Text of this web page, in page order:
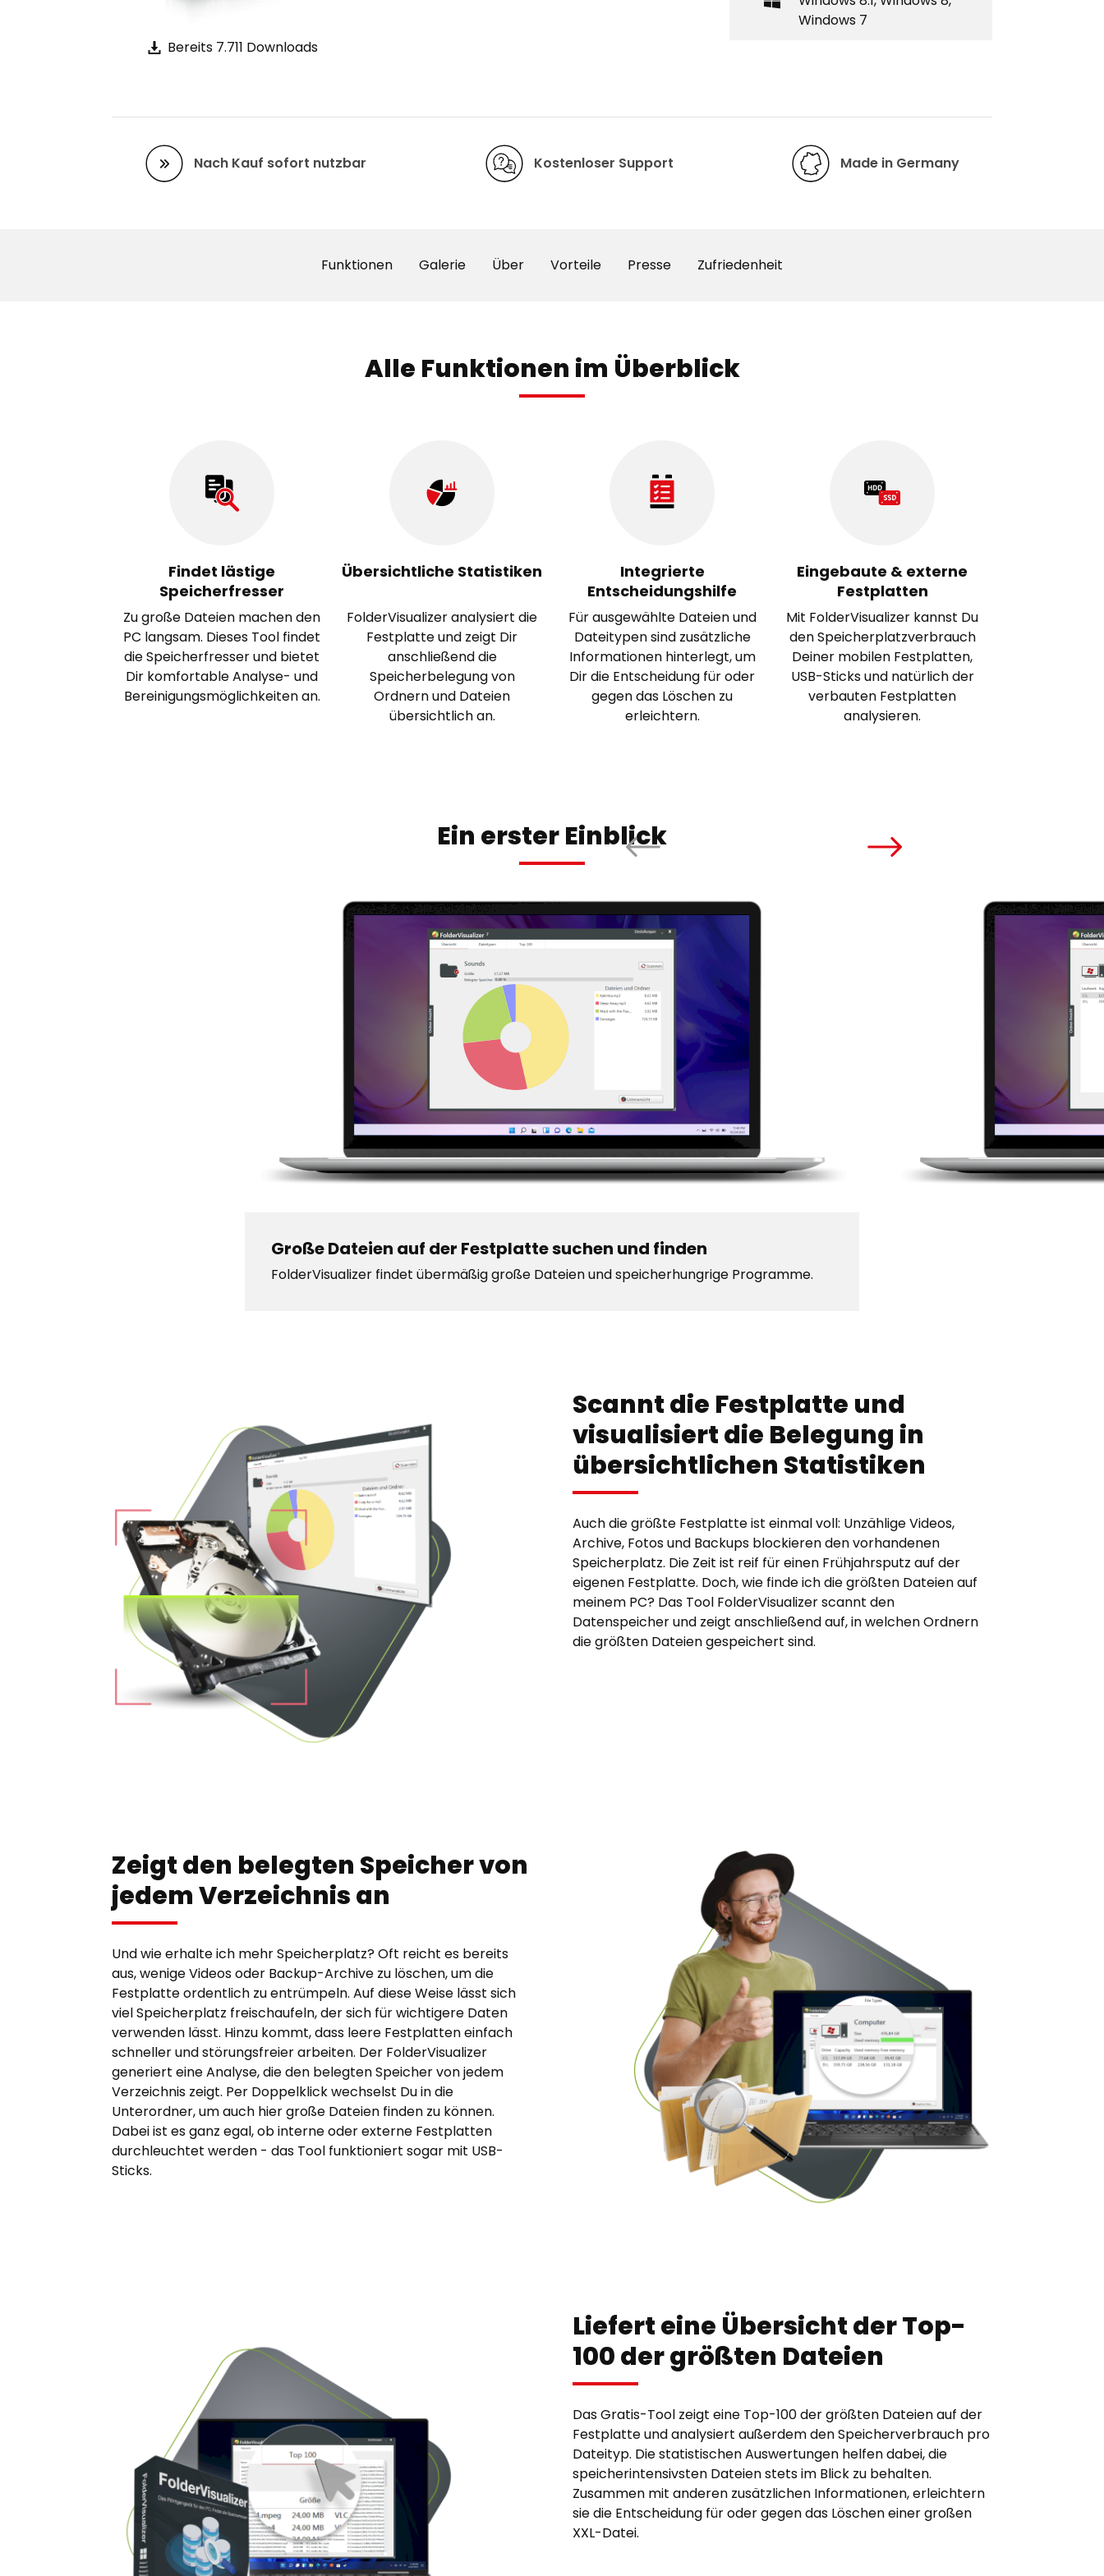
Bereits 7.711 Downloads
Windows 7
Nach Kauf sofort nutzbar Kostenloser Support Made in Germany
Funktionen Galerie Über Vorteile Presse Zufriedenheit
Alle Funktionen im Überblick
Findet lästige
Speicherfresser
Zu große Dateien machen den
PC langsam. Dieses Tool findet
die Speicherfresser und bietet
Dir komfortable Analyse- und
Bereinigungsmöglichkeiten an.
Übersichtliche Statistiken
FolderVisualizer analysiert die
Festplatte und zeigt Dir
anschließend die
Speicherbelegung von
Ordnern und Dateien
übersichtlich an.
Integrierte
Entscheidungshilfe
Für ausgewählte Dateien und
Dateitypen sind zusätzliche
Informationen hinterlegt, um
Dir die Entscheidung für oder
gegen das Löschen zu
erleichtern.
Eingebaute & externe
Festplatten
Mit FolderVisualizer kannst Du
den Speicherplatzverbrauch
Deiner mobilen Festplatten,
USB-Sticks und natürlich der
verbauten Festplatten
analysieren.
Ein erster Einblick
Große Dateien auf der Festplatte suchen und finden
FolderVisualizer findet übermäßig große Dateien und speicherhungrige Programme.
Scannt die Festplatte und
visualisiert die Belegung in
übersichtlichen Statistiken
Auch die größte Festplatte ist einmal voll: Unzählige Videos,
Archive, Fotos und Backups blockieren den vorhandenen
Speicherplatz. Die Zeit ist reif für einen Frühjahrsputz auf der
eigenen Festplatte. Doch, wie finde ich die größten Dateien auf
meinem PC? Das Tool FolderVisualizer scannt den
Datenspeicher und zeigt anschließend auf, in welchen Ordnern
die größten Dateien gespeichert sind.
Zeigt den belegten Speicher von
jedem Verzeichnis an
Und wie erhalte ich mehr Speicherplatz? Oft reicht es bereits
aus, wenige Videos oder Backup-Archive zu löschen, um die
Festplatte ordentlich zu entrümpeln. Auf diese Weise lässt sich
viel Speicherplatz freischaufeln, der sich für wichtigere Daten
verwenden lässt. Hinzu kommt, dass leere Festplatten einfach
schneller und störungsfreier arbeiten. Der FolderVisualizer
generiert eine Analyse, die den belegten Speicher von jedem
Verzeichnis zeigt. Per Doppelklick wechselst Du in die
Unterordner, um auch hier große Dateien finden zu können.
Dabei ist es ganz egal, ob interne oder externe Festplatten
durchleuchtet werden - das Tool funktioniert sogar mit USB-
Sticks.
Liefert eine Übersicht der Top-
100 der größten Dateien
Das Gratis-Tool zeigt eine Top-100 der größten Dateien auf der
Festplatte und analysiert außerdem den Speicherverbrauch pro
Dateityp. Die statistischen Auswertungen helfen dabei, die
speicherintensivsten Dateien stets im Blick zu behalten.
Zusammen mit anderen zusätzlichen Informationen, erleichtern
sie die Entscheidung für oder gegen das Löschen einer großen
XXL-Datei.